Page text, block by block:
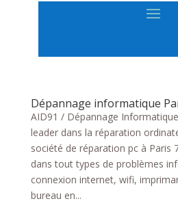
Dépannage informatique
AID91 / Dépannage
leader dans la réparation
société de réparation pc à Paris
dans tout types de problèmes
connexion internet, wifi,
bureau en...